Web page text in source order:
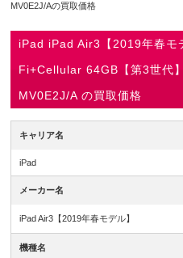
MV0E2J/Aの買取価格
iPad iPad Air3【2019年春モ
Fi+Cellular 64GB【第3世代
MV0E2J/A の買取価格
キャリア名
iPad
メーカー名
iPad Air3【2019年春モデル】
機種名